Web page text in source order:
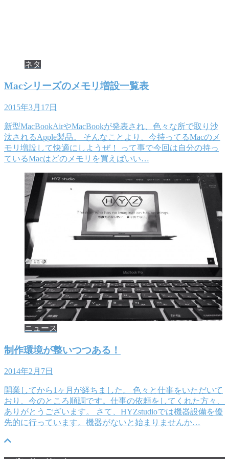
ネタ
Macシリーズのメモリ増設一覧表
2015年3月17日
新型MacBookAirやMacBookが発表され、色々な所で取り沙
汰されるApple製品。 そんなことより、今持ってるMacのメ
モリ増設して快適にしようぜ！ って事で今回は自分の持っ
ているMacはどのメモリを買えばいい…
ニュース
制作環境が整いつつある！
2014年2月7日
開業してから1ヶ月が経ちました。 色々と仕事をいただいて
おり、今のところ順調です。仕事の依頼をしてくれた方々、
ありがとうございます。 さて、HYZstudioでは機器設備を優
先的に行っています。機器がないと始まりませんか…